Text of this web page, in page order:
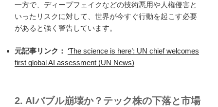
一方で、ディープフェイクなどの技術悪用や人権侵害と
いったリスクに対して、世界が今すぐ行動を起こす必要
があると強く警告しています。
元記事リンク：
‘The science is here’: UN chief welcomes
first global AI assessment (UN News)
2. AIバブル崩壊か？テック株の下落と市場